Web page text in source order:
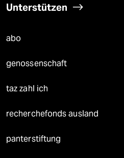
Unterstützen
abo
genossenschaft
taz zahl ich
recherchefonds ausland
panterstiftung